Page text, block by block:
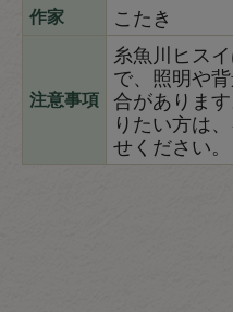
作家 こたき
注意事項
糸魚川ヒス
で、照明や
合がありま
りたい方は
せください。